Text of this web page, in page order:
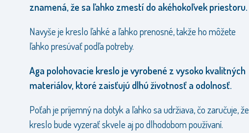
znamená, že sa ľahko zmestí do akéhokoľvek priestoru.
Navyše je kreslo ľahké a ľahko prenosné, takže ho môžete
ľahko presúvať podľa potreby.
Aga polohovacie kreslo je vyrobené z vysoko kvalitných
materiálov, ktoré zaisťujú dlhú životnosť a odolnosť.
Poťah je príjemný na dotyk a ľahko sa udržiava, čo zaručuje, že
kreslo bude vyzerať skvele aj po dlhodobom používaní.